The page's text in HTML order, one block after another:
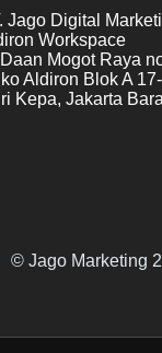
Jago Digital
Workspace
Mogot Raya
Aldiron Blok A
Kepa, Jakarta
© Jago Marketing